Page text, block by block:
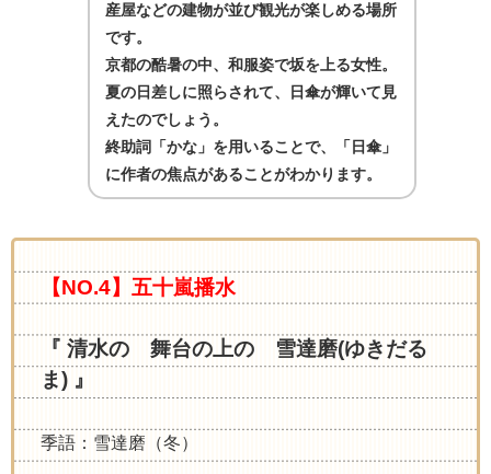
産屋などの建物が並び観光が楽しめる場所
です。
京都の酷暑の中、和服姿で坂を上る女性。
夏の日差しに照らされて、日傘が輝いて見
えたのでしょう。
終助詞「かな」を用いることで、「日傘」
に作者の焦点があることがわかります。
【NO.4】五十嵐播水
『 清水の 舞台の上の 雪達磨(ゆきだる
ま) 』
季語：雪達磨（冬）